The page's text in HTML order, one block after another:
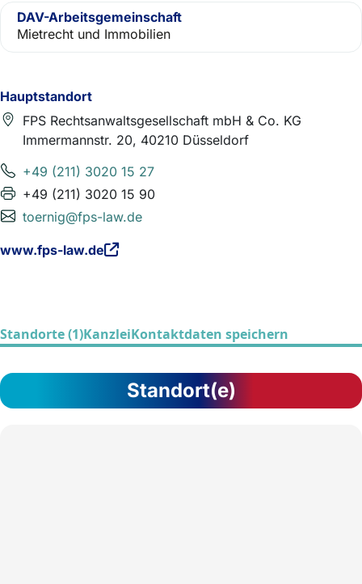
Hauptstandort
FPS Rechtsanwaltsgesellschaft mbH & Co. KG
Immermannstr. 20, 40210 Düsseldorf
+49 (211) 3020 15 27
+49 (211) 3020 15 90
toernig@fps-law.de
www.fps-law.de
DAV-Arbeitsgemeinschaft
Mietrecht und Immobilien
Standorte (1)KanzleiKontaktdaten speichern
Standort(e)